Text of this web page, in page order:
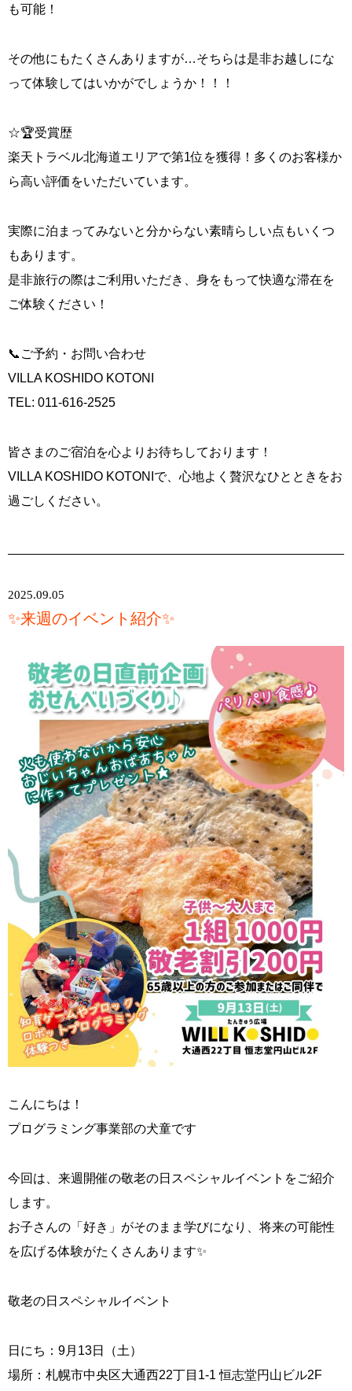
も可能！
その他にもたくさんありますが…そちらは是非お越しにな
って体験してはいかがでしょうか！！！
☆🏆受賞歴
楽天トラベル北海道エリアで第1位を獲得！多くのお客様か
ら高い評価をいただいています。
実際に泊まってみないと分からない素晴らしい点もいくつ
もあります。
是非旅行の際はご利用いただき、身をもって快適な滞在を
ご体験ください！
📞ご予約・お問い合わせ
VILLA KOSHIDO KOTONI
TEL: 011-616-2525
皆さまのご宿泊を心よりお待ちしております！
VILLA KOSHIDO KOTONIで、心地よく贅沢なひとときをお
過ごしください。
2025.09.05
✨来週のイベント紹介✨
こんにちは！
プログラミング事業部の犬童です
今回は、来週開催の敬老の日スペシャルイベントをご紹介
します。
お子さんの「好き」がそのまま学びになり、将来の可能性
を広げる体験がたくさんあります✨
敬老の日スペシャルイベント
日にち：9月13日（土）
場所：札幌市中央区大通西22丁目1-1 恒志堂円山ビル2F